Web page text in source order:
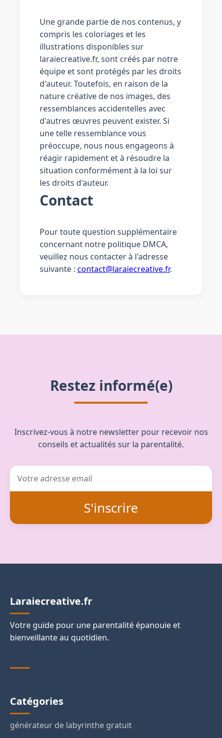
Une grande partie de nos contenus, y
compris les coloriages et les
illustrations disponibles sur
laraiecreative.fr, sont créés par notre
équipe et sont protégés par les droits
d'auteur. Toutefois, en raison de la
nature créative de nos images, des
ressemblances accidentelles avec
d'autres œuvres peuvent exister. Si
une telle ressemblance vous
préoccupe, nous nous engageons à
réagir rapidement et à résoudre la
situation conformément à la loi sur
les droits d'auteur.
Contact
Pour toute question supplémentaire
concernant notre politique DMCA,
veuillez nous contacter à l'adresse
suivante : contact@laraiecreative.fr.
Restez informé(e)
Inscrivez-vous à notre newsletter pour recevoir nos
conseils et actualités sur la parentalité.
S'inscrire
Laraiecreative.fr
Votre guide pour une parentalité épanouie et
bienveillante au quotidien.
Catégories
générateur de labyrinthe gratuit